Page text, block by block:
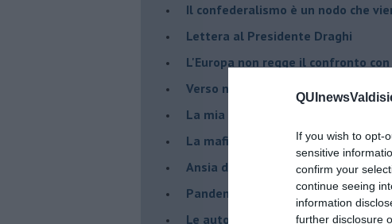
If you wish to opt-
sensitive
confirm your
continue seeing
information
further disclosure
Il confederalismo è un nodo che
Lettera al Presidente Draghi
L'Europa non regge il confronto con
Verso nuovi modelli economici
​La mia generazione... Quella
​La mafia sanitaria ai tempi del
Ansia da Covid
Pandemia e modello neoliberista
Le auto diesel non son da